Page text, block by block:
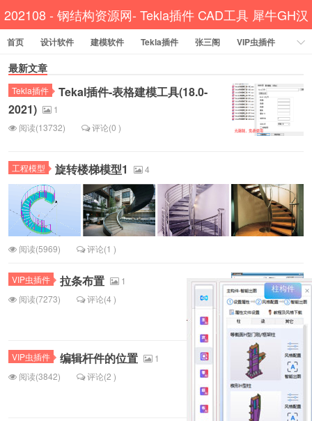
202108 - 钢结构资源网- Tekla插件 CAD工具 犀牛GH汉
化
首页 设计软件 建模软件 Tekla插件 张三阁
VIP虫插件
CAD插件
资讯教程
工程模型 关于网站
最新文章
Tekla插件
Tekal插件-表格建模工具(18.0-
2021)
1
阅读(13732)
评论(0 )
工程模型 旋转楼梯模型1 4
阅读(5969) 评论(1 )
VIP虫插件 拉条布置
1
阅读(7273)
评论(4 )
VIP虫插件 编辑杆件的位置
1
阅读(3842)
评论(2 )